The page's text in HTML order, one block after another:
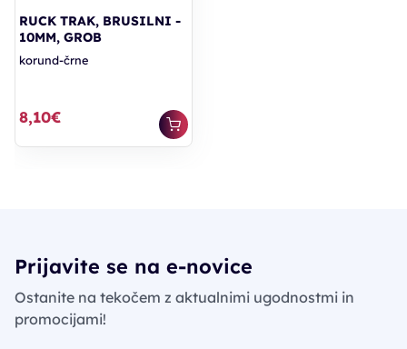
RUCK TRAK, BRUSILNI -
10MM, GROB
korund-črne
8,10€
Prijavite se na e-novice
Ostanite na tekočem z aktualnimi ugodnostmi in
promocijami!